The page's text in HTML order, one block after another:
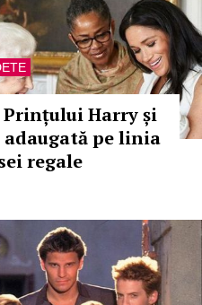
Harry și
adaugată pe linia
regale